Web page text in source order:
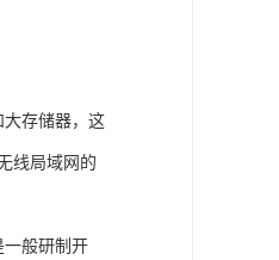
大存储器，这
线局域网的
一般研制开